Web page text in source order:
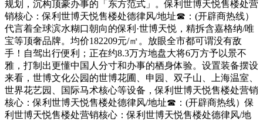
规划，沉构顶豪办事的「东方范式」。保利世博天悦售楼处营
销核心：保利世博天悦售楼处德律风/地址☎：(开辟商热线）
代言着全球滨水糊口朝向的保利·世博天悦，精拆含嘉格纳/唯
宝等顶奢品牌。均价182209元/㎡。放眼全市都可谓没有敌
手！自驾出行便利；正在约8.3万方地盘大将6万方予以景不
雅，打制出更懂中国人分寸和办事的栖身体验。设置装备摆设
来看，世博文化公园的世博花圃、申园、双子山、上海温室、
世界花艺园、国际马术核心等设备，保利世博天悦售楼处营销
核心：保利世博天悦售楼处德律风/地址☎：(开辟商热线）保
利世博天悦售楼处营销核心：保利世博天悦售楼处德律风/地